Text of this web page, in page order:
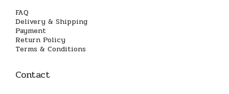
FAQ
Delivery & Shipping
Payment
Return Policy
Terms & Conditions
Contact